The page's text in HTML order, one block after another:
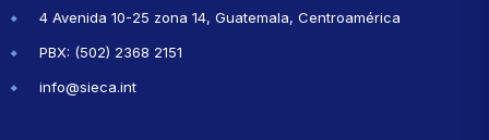
4 Avenida 10-25 zona 14, Guatemala, Centroamérica
PBX: (502) 2368 2151
info@sieca.int